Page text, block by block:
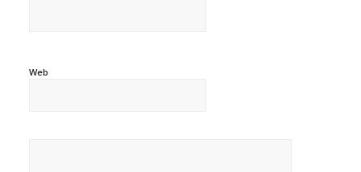
Web